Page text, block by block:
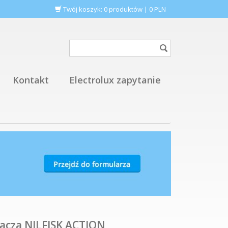
Twój koszyk: 0 produktów | 0 PLN
Kontakt Electrolux zapytanie
NILFISK ACTION